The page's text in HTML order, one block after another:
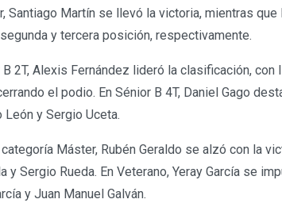
Santiago Martín se llevó la victoria, mientras que
y tercera posición, respectivamente.
B 2T, Alexis Fernández lideró la clasificación,
el podio. En Sénior B 4T, Daniel Gago
y Sergio Uceta.
Máster, Rubén Geraldo se alzó con la
y Sergio Rueda. En Veterano, Yeray García se
y Juan Manuel Galván.